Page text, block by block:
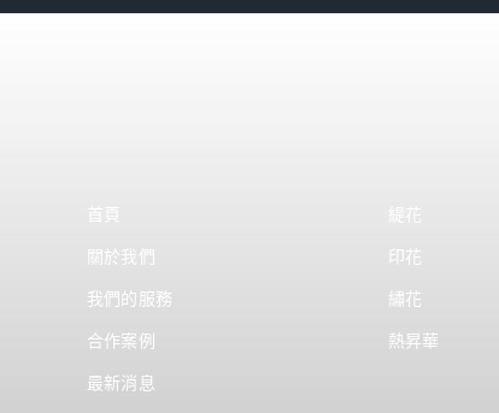
首頁
關於我們
我們的服務
合作案例
最新消息
緹花
印花
繡花
熱昇華